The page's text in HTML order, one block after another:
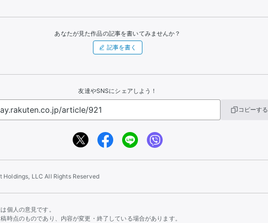
あなたが見た作品の記事を書いてみませんか？
記事を書く
友達やSNSにシェアしよう！
コピーする
LLC All Rights Reserved
個人の意見です。
時点のものであり、内容が変更・終了している場合があります。